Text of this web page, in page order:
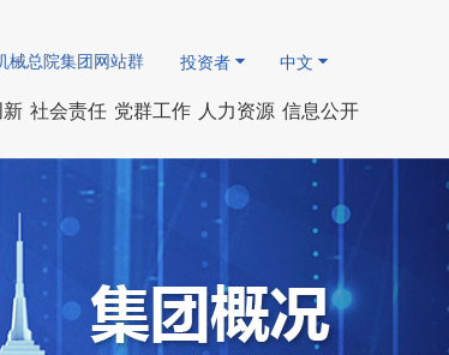
械总院集团网站群 投资者 中文
栏
智能制造
新
研发领域 研究成果
软件著作权
研发机构 学术机构
社会责任
社会责任报告
党群工作
团青、工会园地
廉政法规
人力资源
专家队伍
人才招聘公告
信息公开
业基本信息 人事薪酬事项
要财务信息 其他公开信息
业重大事项 员工招聘信息